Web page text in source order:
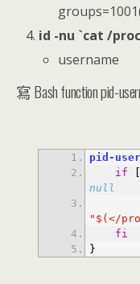
id -nu `cat /
username
寫 Bash function pid-
pid-
if
null
"$(</
fi
}